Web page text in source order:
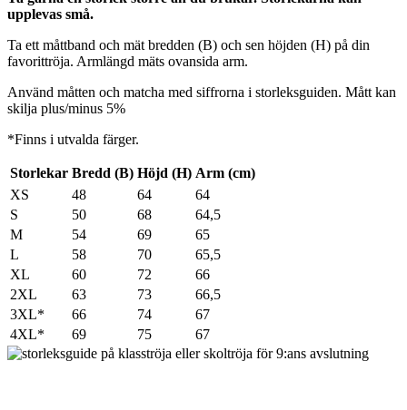
upplevas små.
Ta ett måttband och mät bredden (B) och sen höjden (H) på din
favorittröja. Armlängd mäts ovansida arm.
Använd måtten och matcha med siffrorna i storleksguiden. Mått kan
skilja plus/minus 5%
*Finns i utvalda färger.
Storlekar Bredd (B) Höjd (H) Arm (cm)
XS
48 64
64
S
50 68
64,5
M
54 69
65
L
58 70
65,5
XL
60 72
66
2XL
63 73
66,5
3XL*
66 74
67
4XL*
69 75 67